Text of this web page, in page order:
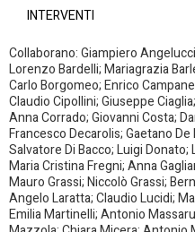
INTERVENTI
Collaborano: Giampiero
Lorenzo Bardelli; Mariagrazia
Carlo Borgomeo; Enrico
Claudio Cipollini; Giuseppe
Anna Corrado; Giovanni Costa;
Francesco Decarolis; Gaetano
Salvatore Di Bacco; Luigi
Maria Cristina Fregni; Anna
Mauro Grassi; Niccolò Grassi;
Angelo Laratta; Claudio Lucidi;
Emilia Martinelli; Antonio